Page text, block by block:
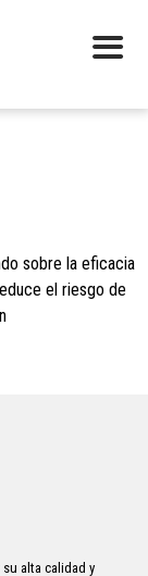
EN
sobre la eficacia
el riesgo de
su alta calidad y